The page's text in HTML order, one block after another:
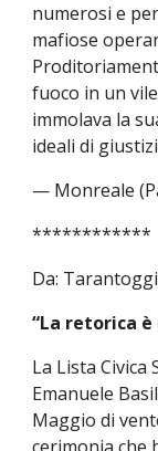
numerosi e
mafiose
fuoco in un
immolava la
ideali di
— Monreale
************
Da:
“La retorica
La Lista
Emanuele
Maggio di